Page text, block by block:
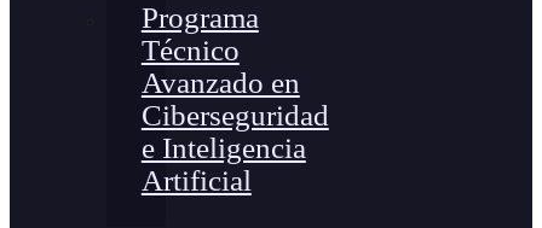
Programa
Técnico
Avanzado en
Ciberseguridad
e Inteligencia
Artificial